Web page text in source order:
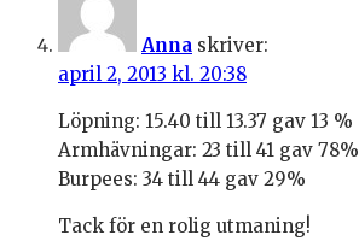
Anna skriver:
april 2, 2013 kl. 20:38
Löpning: 15.40 till 13.37 gav 13 %
Armhävningar: 23 till 41 gav 78%
Burpees: 34 till 44 gav 29%
Tack för en rolig utmaning!